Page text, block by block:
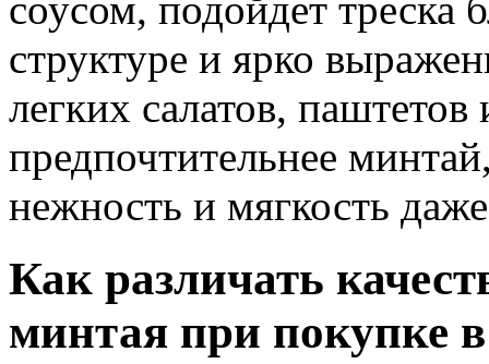
структуре и ярко
легких салатов,
предпочтительнее
нежность и мягкость
Как различать
минтая при покупке